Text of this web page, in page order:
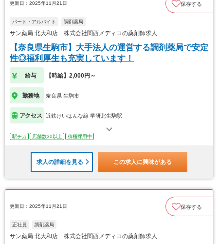
更新日：2025年11月21日 保存する
パート・アルバイト 調剤薬局
サン薬局 北大和店 株式会社関西メディコの薬剤師求人
【奈良県生駒市】大手法人の運営する調剤薬局で安定
性◎福利厚生も充実しています！
給与 【時給】2,000円～
勤務地 奈良県 生駒市
アクセス 近鉄けいはんな線 学研北生駒駅
駅チカ 店舗数30以上 積極採用中
求人の詳細を見る この求人に興味がある
更新日：2025年11月21日 保存する
正社員 調剤薬局
サン薬局 北大和店 株式会社関西メディコの薬剤師求人